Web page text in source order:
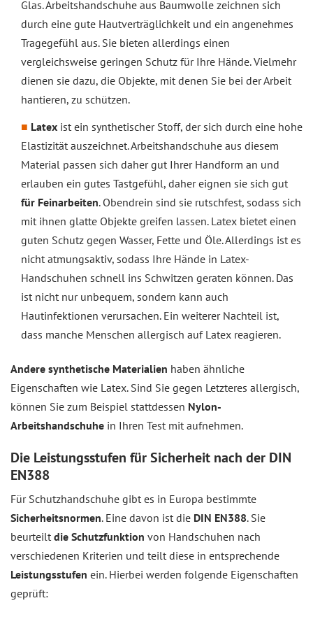
Glas. Arbeitshandschuhe aus Baumwolle zeichnen sich
durch eine gute Hautverträglichkeit und ein angenehmes
Tragegefühl aus. Sie bieten allerdings einen
vergleichsweise geringen Schutz für Ihre Hände. Vielmehr
dienen sie dazu, die Objekte, mit denen Sie bei der Arbeit
hantieren, zu schützen.
Latex ist ein synthetischer Stoff, der sich durch eine hohe
Elastizität auszeichnet. Arbeitshandschuhe aus diesem
Material passen sich daher gut Ihrer Handform an und
erlauben ein gutes Tastgefühl, daher eignen sie sich gut
für Feinarbeiten. Obendrein sind sie rutschfest, sodass sich
mit ihnen glatte Objekte greifen lassen. Latex bietet einen
guten Schutz gegen Wasser, Fette und Öle. Allerdings ist es
nicht atmungsaktiv, sodass Ihre Hände in Latex-
Handschuhen schnell ins Schwitzen geraten können. Das
ist nicht nur unbequem, sondern kann auch
Hautinfektionen verursachen. Ein weiterer Nachteil ist,
dass manche Menschen allergisch auf Latex reagieren.
Andere synthetische Materialien haben ähnliche
Eigenschaften wie Latex. Sind Sie gegen Letzteres allergisch,
können Sie zum Beispiel stattdessen Nylon-
Arbeitshandschuhe in Ihren Test mit aufnehmen.
Die Leistungsstufen für Sicherheit nach der DIN
EN388
Für Schutzhandschuhe gibt es in Europa bestimmte
Sicherheitsnormen. Eine davon ist die DIN EN388. Sie
beurteilt die Schutzfunktion von Handschuhen nach
verschiedenen Kriterien und teilt diese in entsprechende
Leistungsstufen ein. Hierbei werden folgende Eigenschaften
geprüft: